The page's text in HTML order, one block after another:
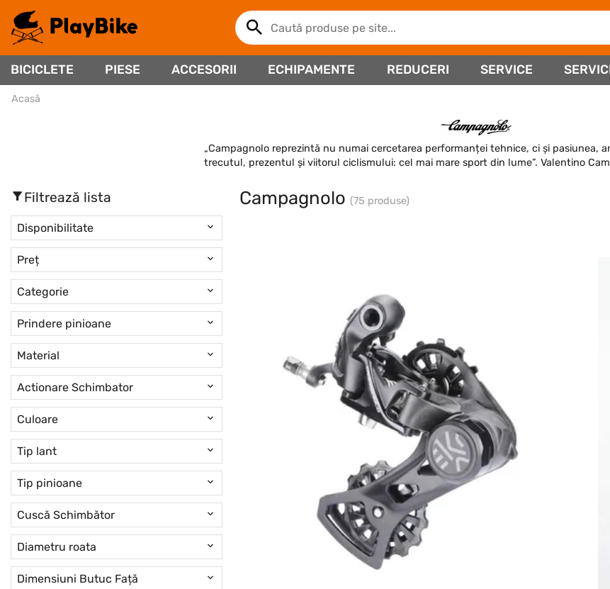
BICICLETE PIESE ACCESORII ECHIPAMENTE REDUCERI SERVICE
Acasă
„Campagnolo reprezintă nu numai cercetarea performanței tehnice, ci și pasiunea,
trecutul, prezentul și viitorul ciclismului: cel mai mare sport din lume”. Valentino
Filtrează lista
Disponibilitate
Preț
Categorie
Prindere pinioane
Material
Actionare Schimbator
Culoare
Tip lant
Tip pinioane
Cuscă Schimbător
Diametru roata
Dimensiuni Butuc Față
Campagnolo (75 produse)